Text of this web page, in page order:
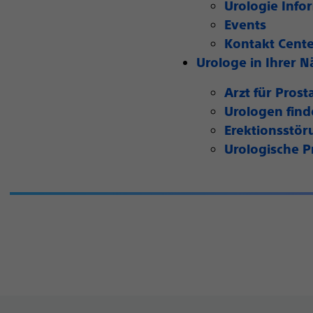
Urologie
Events
Kontakt
Urologe in Ihrer
Arzt für
Urologen
Urologische